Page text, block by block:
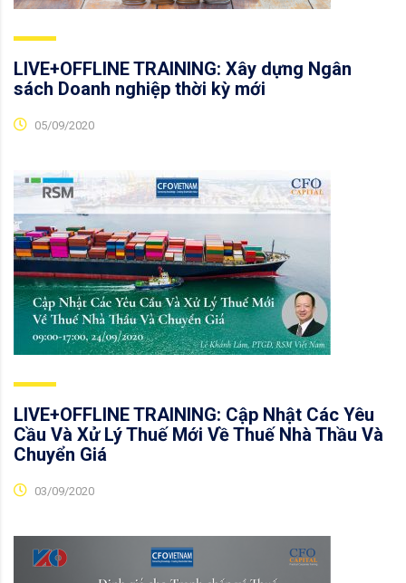
LIVE+OFFLINE TRAINING: Xây dựng Ngân
sách Doanh nghiệp thời kỳ mới
05/09/2020
LIVE+OFFLINE TRAINING: Cập Nhật Các Yêu
Cầu Và Xử Lý Thuế Mới Về Thuế Nhà Thầu Và
Chuyển Giá
03/09/2020